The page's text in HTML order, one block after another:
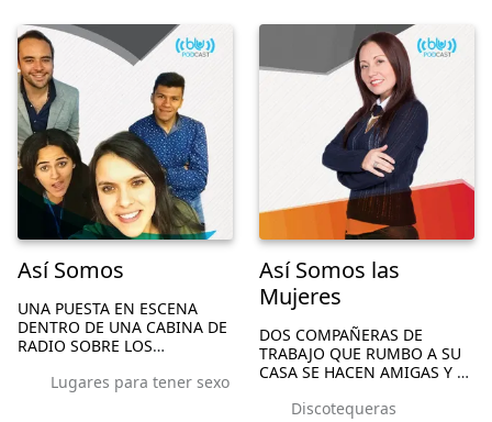
CARICATURIZA LAS MÁS
EXTRAÑAS E INUSUALES
PETICIONES PARA ACEPTAR
UN...
LOS ARTISTAS COMO
PRINCIPAL PROT...
Así Somos
UNA PUESTA EN ESCENA
DENTRO DE UNA CABINA DE
RADIO SOBRE LOS
EN ESTOS DÍAS,
Lugares para tener sexo
Así Somos las
Mujeres
DOS COMPAÑERAS DE
TRABAJO QUE RUMBO A SU
CASA SE HACEN AMIGAS Y SE
EL VERDADERO "YO",
Discotequeras